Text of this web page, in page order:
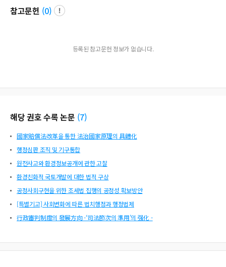
참고문헌 (0)
등록된 참고문헌 정보가 없습니다.
해당 권호 수록 논문 (7)
國家賠償法改革을 통한 法治國家原理의 具體化
행정심판 조직 및 기구통합
원전사고와 환경정보공개에 관한 고찰
환경친화적 국토개발에 대한 법적 구상
공정사회구현을 위한 조세법 집행의 공정성 확보방안
[특별기고] 사회변화에 따른 법치행정과 행정법제
行政審判制度의 發展方向 -‘司法節次의 準用’의 强化 -